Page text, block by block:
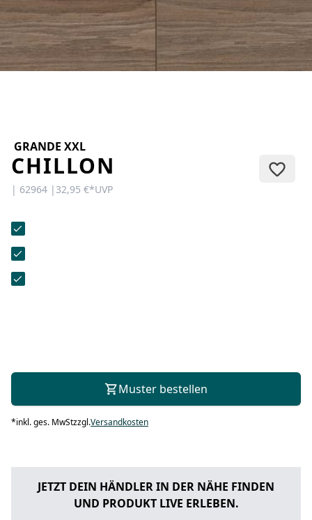
KONTAKT
Sie haben Fragen oder wünschen
eine persönliche Beratung?
Unser Team ist für Sie da –
unser Kontaktformular.
GRANDE XXL
CHILLON
| 62964 |32,95 €*UVP
Muster bestellen
*inkl. ges. MwStzzgl.Versandkosten
JETZT DEIN HÄNDLER IN DER NÄHE FINDEN
UND PRODUKT LIVE ERLEBEN.